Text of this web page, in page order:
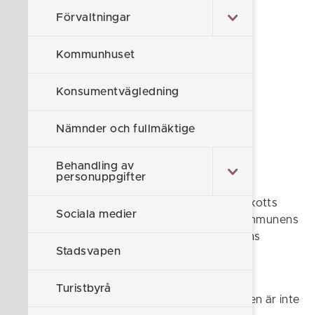
Förvaltningar
Kommunhuset
Konsumentvägledning
Nämnder och fullmäktige
Behandling av
personuppgifter
Sociala medier
Stadsvapen
Turistbyrå
barn- och utbildningsnämnden
kommunstyrelsen
överförmyndarnämnden
Samhällsbyggnadsnämndens myndghetsutskotts
ärenden och handlingar är inte sökbara i kommunens
e-diarium. Det gäller även för socialnämndens
myndighetsutskott.
Överförmyndarnämndens ärenden rörande
handläggning av ärenden enligt föräldrabalken är inte